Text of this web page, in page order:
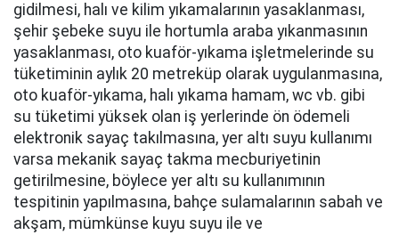
gidilmesi, halı ve kilim yıkamalarının yasaklanması,
şehir şebeke suyu ile hortumla araba yıkanmasının
yasaklanması, oto kuaför-yıkama işletmelerinde su
tüketiminin aylık 20 metreküp olarak uygulanmasına,
oto kuaför-yıkama, halı yıkama hamam, wc vb. gibi
su tüketimi yüksek olan iş yerlerinde ön ödemeli
elektronik sayaç takılmasına, yer altı suyu kullanımı
varsa mekanik sayaç takma mecburiyetinin
getirilmesine, böylece yer altı su kullanımının
tespitinin yapılmasına, bahçe sulamalarının sabah ve
akşam, mümkünse kuyu suyu ile ve